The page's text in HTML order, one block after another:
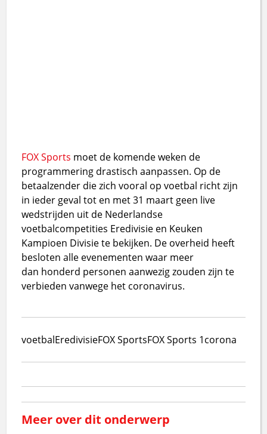
FOX Sports moet de komende weken de
programmering drastisch aanpassen. Op de
betaalzender die zich vooral op voetbal richt zijn
in ieder geval tot en met 31 maart geen live
wedstrijden uit de Nederlandse
voetbalcompetities Eredivisie en Keuken
Kampioen Divisie te bekijken. De overheid heeft
besloten alle evenementen waar meer
dan honderd personen aanwezig zouden zijn te
verbieden vanwege het coronavirus.
voetbalEredivisieFOX SportsFOX Sports 1corona
Meer over dit onderwerp